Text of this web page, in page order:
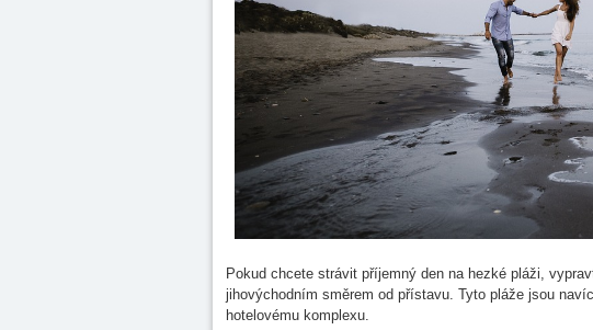
Pokud chcete strávit příjemný den na hezké pláži,
jihovýchodním směrem od přístavu. Tyto pláže jsou
hotelovému komplexu.